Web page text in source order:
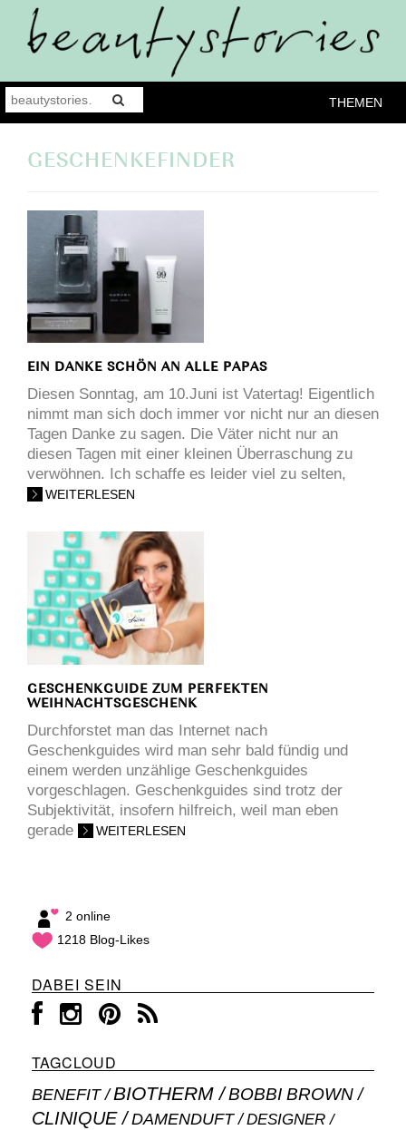
THEMEN
GESCHENKEFINDER
EIN DANKE SCHÖN AN ALLE PAPAS
Diesen Sonntag, am 10.Juni ist Vatertag! Eigentlich
nimmt man sich doch immer vor nicht nur an diesen
Tagen Danke zu sagen. Die Väter nicht nur an
diesen Tagen mit einer kleinen Überraschung zu
verwöhnen. Ich schaffe es leider viel zu selten,
WEITERLESEN
GESCHENKGUIDE ZUM PERFEKTEN
WEIHNACHTSGESCHENK
Durchforstet man das Internet nach
Geschenkguides wird man sehr bald fündig und
einem werden unzählige Geschenkguides
vorgeschlagen. Geschenkguides sind trotz der
Subjektivität, insofern hilfreich, weil man eben
gerade
WEITERLESEN
2 online
1218 Blog-Likes
DABEI SEIN
TAGCLOUD
BENEFIT BIOTHERM BOBBI BROWN
CLINIQUE DAMENDUFT DESIGNER